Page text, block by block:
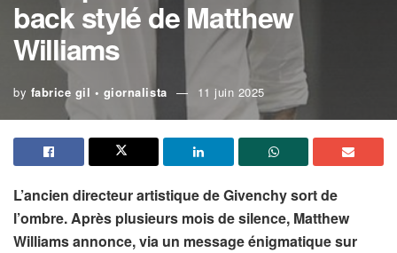
back stylé de Matthew
Williams
by fabrice gil • giornalista 11 juin 2025
L’ancien directeur artistique de Givenchy sort de
l’ombre. Après plusieurs mois de silence, Matthew
Williams annonce, via un message énigmatique sur